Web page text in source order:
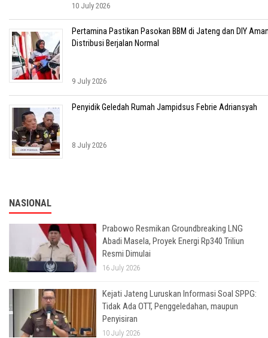
10 July 2026
Pertamina Pastikan Pasokan BBM di Jateng dan DIY
Distribusi Berjalan Normal
9 July 2026
Penyidik Geledah Rumah Jampidsus Febrie Adriansyah
8 July 2026
NASIONAL
Prabowo Resmikan Groundbreaking LNG
Abadi Masela, Proyek Energi Rp340 Triliun
Resmi Dimulai
16 July 2026
Kejati Jateng Luruskan Informasi Soal SPPG:
Tidak Ada OTT, Penggeledahan, maupun
Penyisiran
10 July 2026